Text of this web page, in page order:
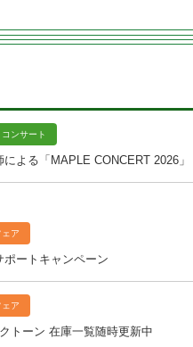
ンサート
よる「MAPLE CONCERT 2026」
ア
ポートキャンペーン
ア
トーン 在庫一覧随時更新中